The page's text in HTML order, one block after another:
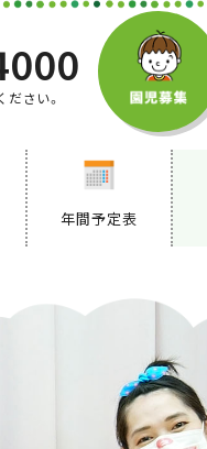
さい。
年間予定表